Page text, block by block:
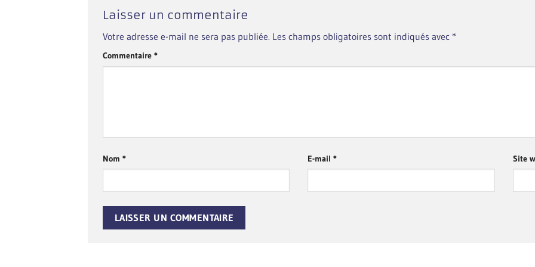
Laisser un commentaire
Votre adresse e-mail ne sera pas publiée. Les champs obligatoires sont indiqués avec *
Commentaire *
Nom * E-mail* Site